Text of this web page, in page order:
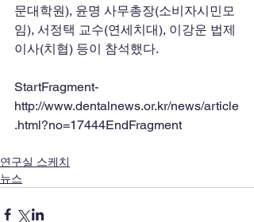
문대학원), 윤명 사무총장(소비자시민모
임), 서정택 교수(연세치대), 이강운 법제
이사(치협) 등이 참석했다.
StartFragment-
http://www.dentalnews.or.kr/news/article
.html?no=17444EndFragment
연구실 스케치
뉴스